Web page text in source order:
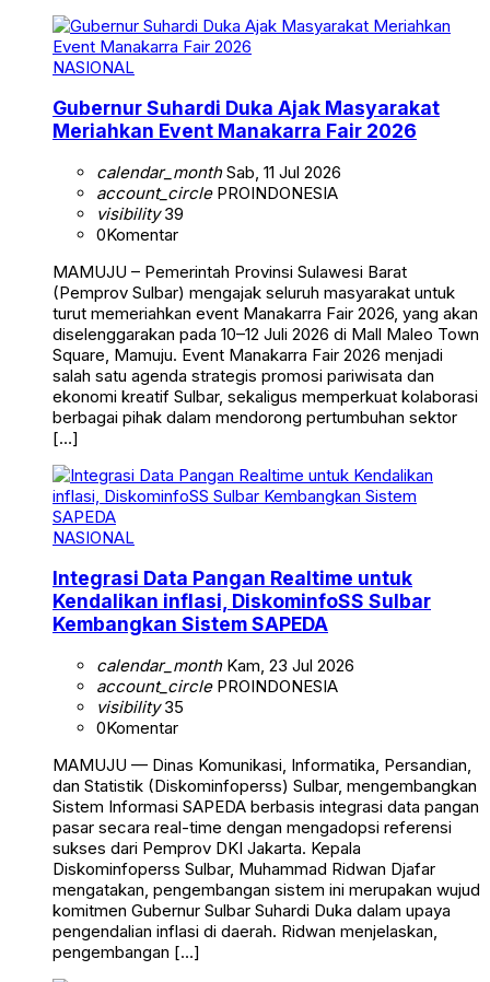
NASIONAL
Gubernur Suhardi Duka Ajak Masyarakat
Meriahkan Event Manakarra Fair 2026
calendar_monthSab, 11 Jul 2026
account_circlePROINDONESIA
visibility39
0Komentar
MAMUJU – Pemerintah Provinsi Sulawesi Barat
(Pemprov Sulbar) mengajak seluruh masyarakat untuk
turut memeriahkan event Manakarra Fair 2026, yang akan
diselenggarakan pada 10–12 Juli 2026 di Mall Maleo Town
Square, Mamuju. Event Manakarra Fair 2026 menjadi
salah satu agenda strategis promosi pariwisata dan
ekonomi kreatif Sulbar, sekaligus memperkuat kolaborasi
berbagai pihak dalam mendorong pertumbuhan sektor
[…]
NASIONAL
Integrasi Data Pangan Realtime untuk
Kendalikan inflasi, DiskominfoSS Sulbar
Kembangkan Sistem SAPEDA
calendar_monthKam, 23 Jul 2026
account_circlePROINDONESIA
visibility35
0Komentar
MAMUJU — Dinas Komunikasi, Informatika, Persandian,
dan Statistik (Diskominfoperss) Sulbar, mengembangkan
Sistem Informasi SAPEDA berbasis integrasi data pangan
pasar secara real-time dengan mengadopsi referensi
sukses dari Pemprov DKI Jakarta. Kepala
Diskominfoperss Sulbar, Muhammad Ridwan Djafar
mengatakan, pengembangan sistem ini merupakan wujud
komitmen Gubernur Sulbar Suhardi Duka dalam upaya
pengendalian inflasi di daerah. Ridwan menjelaskan,
pengembangan […]